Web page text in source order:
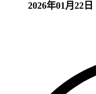
2026年01月22日